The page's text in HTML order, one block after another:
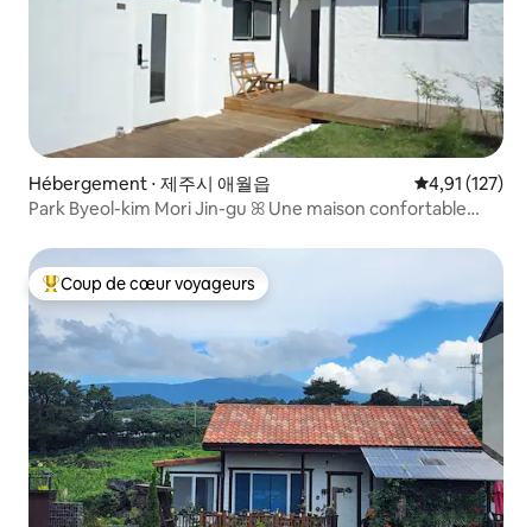
Hébergement ⋅ 제주시 애월읍 Évaluation
4,91 (127)
Park Byeol-kim Mori Jin-gu ꕤ Une maison confortable
certifiée sûre
Coups de cœur voyageurs les plus appréciés
Coup de cœur voyageurs